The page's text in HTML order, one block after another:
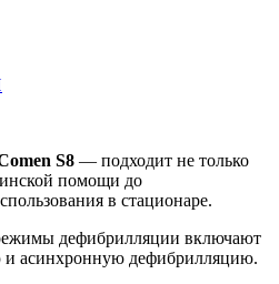
S8 — подходит не только
помощи до
в стационаре.
дефибрилляции включают
асинхронную дефибрилляцию.